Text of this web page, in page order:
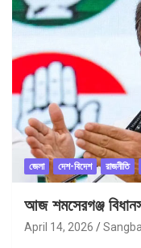
জেলা দেশ-বিদেশ রাজনীতি
আজ শমসেরগঞ্জ
April 14, 2026